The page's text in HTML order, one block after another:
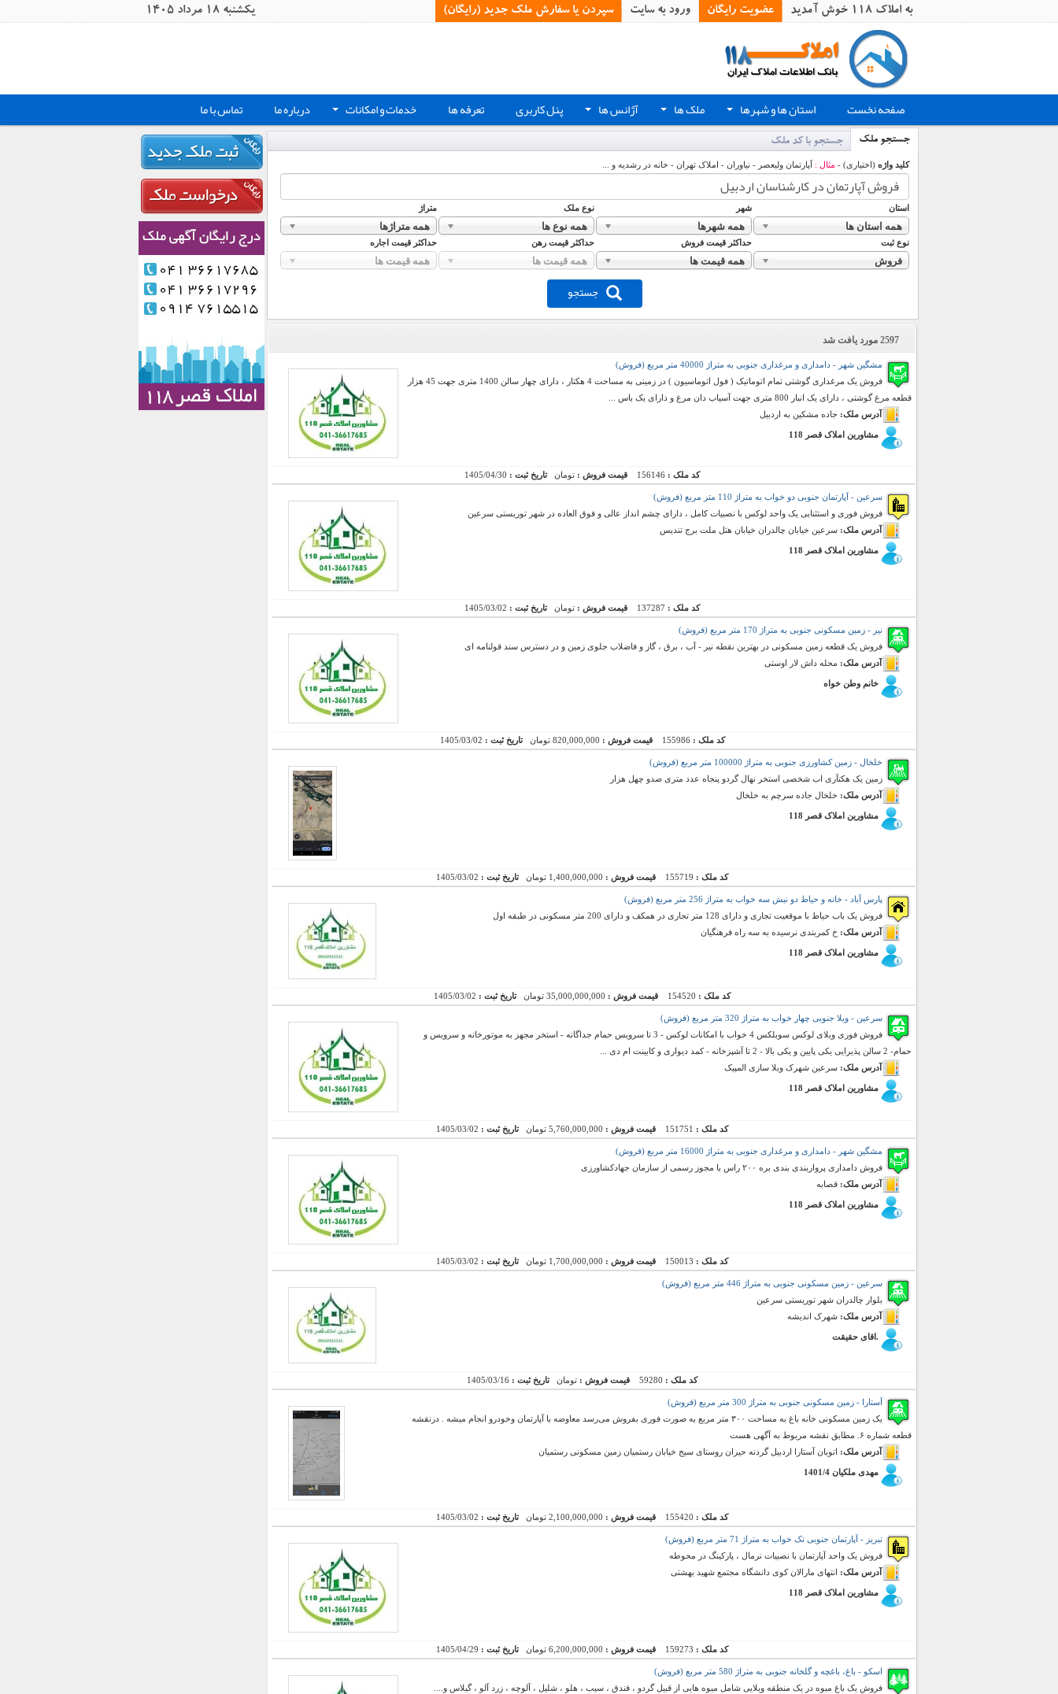
به املاک 118 خوش آمدید عضویت رایگان ورود به سایت سپردن یا سفارش ملک جدید (رایگان)‏ يکشنبه 18 مرداد 1405
صفحه نخست + استان ها و شهرها + ملک ها + آژانس ها پنل کاربری تعرفه ها + خدمات و امکانات درباره ما تماس با ما
جستجو ملک جستجو با کد ملک
کلید واژه (اختیاری) - مثال : آپارتمان ولیعصر - نیاوران - املاک تهران - خانه در رشدیه و ...
استان شهر نوع ملک متراژ
همه استان ها همه شهرها همه نوع ها همه متراژها
نوع ثبت حداکثر قیمت فروش حداکثر قیمت رهن حداکثر قیمت اجاره
فروش همه قیمت ها همه قیمت ها همه قیمت ها
جستجو
2597 مورد یافت شد
مشگین شهر - دامداری و مرغداری جنوبی به متراژ 40000 متر مربع (فروش)
فروش یک مرغداری گوشتی تمام اتوماتیک ( فول اتوماسیون ) در زمینی به مساحت 4 هکتار ، دارای چهار سالن 1400 متری جهت 45 هزار
قطعه مرغ گوشتی ، دارای یک انبار 800 متری جهت آسیاب دان مرغ و دارای یک باس ...
آدرس ملک: جاده مشکین به اردبیل
مشاورین املاک قصر 118
کد ملک : 156146 قیمت فروش : تومانتاریخ ثبت : 1405/04/30
سرعین - آپارتمان جنوبی دو خواب به متراژ 110 متر مربع (فروش)
فروش فوری و استثنایی یک واحد لوکس با نصبیات کامل ، دارای چشم انداز عالی و فوق العاده در شهر توریستی سرعین
آدرس ملک: سرعین خیابان چالدران خیابان هتل ملت برج تندیس
مشاورین املاک قصر 118
کد ملک : 137287 قیمت فروش : تومانتاریخ ثبت : 1405/03/02
نیر - زمین مسکونی جنوبی به متراژ 170 متر مربع (فروش)
فروش یک قطعه زمین مسکونی در بهترین نقطه نیر - آب ، برق ، گاز و فاضلاب جلوی زمین و در دسترس سند قولنامه ای
آدرس ملک: محله داش لار اوستی
خانم وطن خواه
کد ملک :155986 قیمت فروش : 820,000,000 تومان تاریخ ثبت : 1405/03/02
خلخال - زمین کشاورزی جنوبی به متراژ 100000 متر مربع (فروش)
زمین یک هکتآری اب شخصی استخر نهال گردو پنجاه عدد متری صدو چهل هزار
آدرس ملک: خلخال جاده سرچم به خلخال
مشاورین املاک قصر 118
کد ملک : 155719 قیمت فروش : 1,400,000,000 تومان تاریخ ثبت : 1405/03/02
پارس آباد - خانه و حیاط دو نبش سه خواب به متراژ 256 متر مربع (فروش)
فروش یک باب حیاط با موقعیت تجاری و دارای 128 متر تجاری در همکف و دارای 200 متر مسکونی در طبقه اول
آدرس ملک: خ کمربندی نرسیده به سه راه فرهنگیان
مشاورین املاک قصر 118
کد ملک : 154520 قیمت فروش : 35,000,000,000 تومان تاریخ ثبت : 1405/03/02
سرعین - ویلا جنوبی چهار خواب به متراژ 320 متر مربع (فروش)
فروش فوری ویلای لوکس سوبلکس 4 خواب با امکانات لوکس - 3 تا سرویس حمام جداگانه - استخر مجهز به موتورخانه و سرویس و
حمام- 2 سالن پذیرایی یکی پایین و یکی بالا - 2 تا آشپزخانه - کمد دیواری و کابینت ام دی ...
آدرس ملک: سرعین شهرک ویلا سازی المپیک
مشاورین املاک قصر 118
کد ملک : 151751 قیمت فروش : 5,760,000,000 تومان تاریخ ثبت : 1405/03/02
مشگین شهر - دامداری و مرغداری جنوبی به متراژ 16000 متر مربع (فروش)
فروش دامداری پرواربندی بندی بره ۲۰۰ راس با مجوز رسمی از سازمان جهادکشاورزی
آدرس ملک: قصابه
مشاورین املاک قصر 118
کد ملک : 150013 قیمت فروش : 1,700,000,000 تومان تاریخ ثبت : 1405/03/02
سرعین - زمین مسکونی جنوبی به متراژ 446 متر مربع (فروش)
بلوار چالدران شهر توریستی سرعین
آدرس ملک: شهرک اندیشه
.اقای حقیقت
کد ملک : 59280 قیمت فروش : تومانتاریخ ثبت : 1405/03/16
آستارا - زمین مسکونی جنوبی به متراژ 300 متر مربع (فروش)
یک زمین مسکونی خانه باغ به مساحت ۳۰۰ متر مربع به صورت فوری بفروش می‌رسد معاوضه با آپارتمان وخودرو انجام میشه . درنقشه
قطعه شماره ۶. مطابق نقشه مربوط به آگهی هست
آدرس ملک: اتوبان آستارا اردبیل گردنه حیران روستای سیج خیابان رستمیان زمین مسکونی رستمیان
مهدی ملکیان 1401/4
کد ملک : 155420 قیمت فروش : 2,100,000,000 تومان تاریخ ثبت : 1405/03/02
تبریز - آپارتمان جنوبی تک خواب به متراژ 71 متر مربع (فروش)
فروش یک واحد آپارتمان با نصبیات نرمال ، پارکینگ در محوطه
آدرس ملک: انتهای مارالان کوی دانشگاه مجتمع شهید بهشتی
مشاورین املاک قصر 118
کد ملک : 159273 قیمت فروش : 6,200,000,000 تومان تاریخ ثبت : 1405/04/29
اسکو - باغ، باغچه و گلخانه جنوبی به متراژ 580 متر مربع (فروش)
فروش یک باغ میوه در یک منطقه ویلایی شامل میوه هایی از قبیل گردو ، فندق ، سیب ، هلو ، شلیل ، آلوچه ، زرد آلو ، گیلاس و....